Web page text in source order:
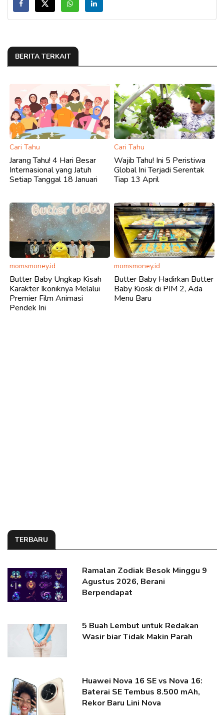
BERITA TERKAIT
Cari Tahu
Jarang Tahu! 4 Hari Besar
Internasional yang Jatuh
Setiap Tanggal 18 Januari
Cari Tahu
Wajib Tahu! Ini 5 Peristiwa
Global Ini Terjadi Serentak
Tiap 13 April
momsmoney.id
Butter Baby Ungkap Kisah
Karakter Ikoniknya Melalui
Premier Film Animasi
Pendek Ini
momsmoney.id
Butter Baby Hadirkan Butter
Baby Kiosk di PIM 2, Ada
Menu Baru
TERBARU
Ramalan Zodiak Besok Minggu 9
Agustus 2026, Berani
Berpendapat
5 Buah Lembut untuk Redakan
Wasir biar Tidak Makin Parah
Huawei Nova 16 SE vs Nova 16:
Baterai SE Tembus 8.500 mAh,
Rekor Baru Lini Nova